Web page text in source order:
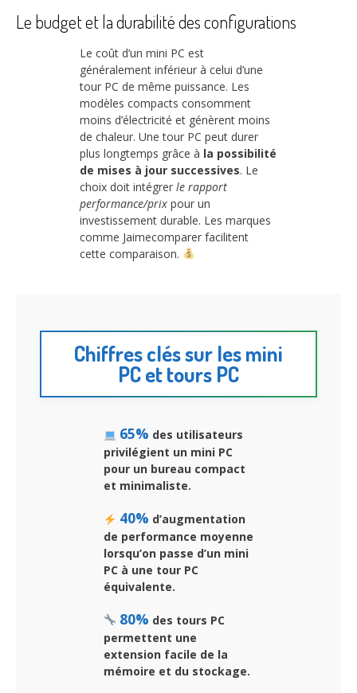
Le budget et la durabilité des configurations
Le coût d’un mini PC est
généralement inférieur à celui d’une
tour PC de même puissance. Les
modèles compacts consomment
moins d’électricité et génèrent moins
de chaleur. Une tour PC peut durer
plus longtemps grâce à la possibilité
de mises à jour successives. Le
choix doit intégrer le rapport
performance/prix pour un
investissement durable. Les marques
comme Jaimecomparer facilitent
cette comparaison.
Chiffres clés sur les mini
PC et tours PC
65% des utilisateurs
privilégient un mini PC
pour un bureau compact
et minimaliste.
40% d’augmentation
de performance moyenne
lorsqu’on passe d’un mini
PC à une tour PC
équivalente.
80% des tours PC
permettent une
extension facile de la
mémoire et du stockage.